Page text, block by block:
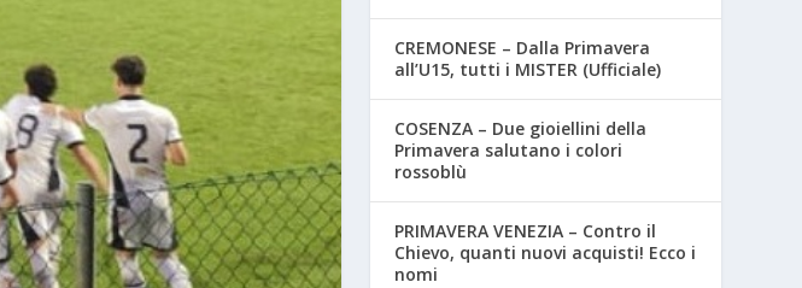
CREMONESE – Dalla Primavera
all’U15, tutti i MISTER (Ufficiale)
COSENZA – Due gioiellini della
Primavera salutano i colori
rossoblù
PRIMAVERA VENEZIA – Contro il
Chievo, quanti nuovi acquisti! Ecco i
nomi